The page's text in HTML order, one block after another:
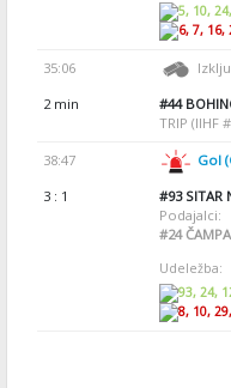
5, 10,
6, 7, 16,
35:06
2 min
#44
TRIP (IIHF
38:47 Gol
3 : 1
#93SITAR
Podajalci:
#24
Udeležba:
93, 24,
8, 10,